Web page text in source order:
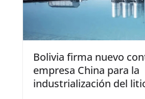
Bolivia firma nuevo
empresa China para la
industrialización del